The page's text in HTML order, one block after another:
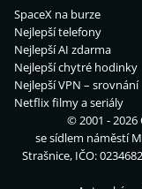
SpaceX na burze
Nejlepší telefony
Nejlepší AI zdarma
Nejlepší chytré hodinky
Nejlepší VPN – srovnání
Netflix filmy a seriály
© 2001 -
se sídlem náměstí
Strašnice, IČO: